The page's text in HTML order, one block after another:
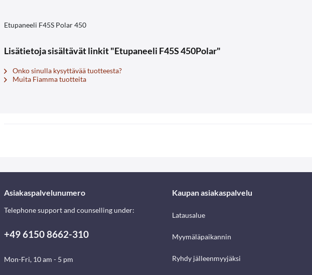
Etupaneeli F45S Polar 450
Lisätietoja sisältävät linkit "Etupaneeli F45S 450Polar"
Onko sinulla kysyttävää tuotteesta?
Muita Fiamma tuotteita
Asiakaspalvelunumero
Telephone support and counselling under:
+49 6150 8662-310
Mon-Fri, 10 am - 5 pm
Kaupan asiakaspalvelu
Latausalue
Myymäläpaikannin
Ryhdy jälleenmyyjäksi